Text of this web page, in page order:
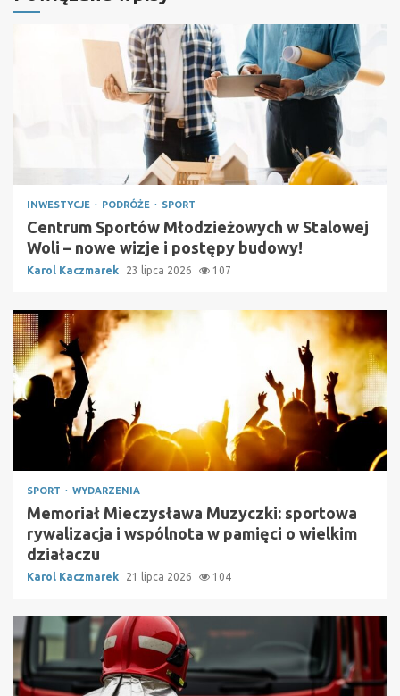
INWESTYCJE PODRÓŻE SPORT
Centrum Sportów Młodzieżowych w Stalowej
Woli – nowe wizje i postępy budowy!
Karol Kaczmarek 23 lipca 2026 107
SPORT WYDARZENIA
Memoriał Mieczysława Muzyczki: sportowa
rywalizacja i wspólnota w pamięci o wielkim
działaczu
Karol Kaczmarek 21 lipca 2026 104